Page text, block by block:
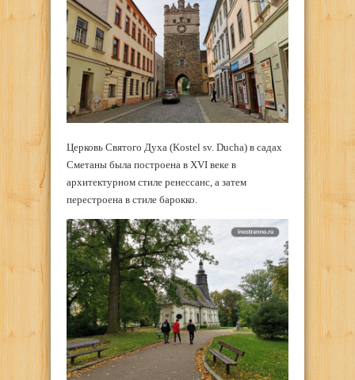
Церковь Святого Духа (Kostel sv. Ducha) в садах
Сметаны была построена в XVI веке в
архитектурном стиле ренессанс, а затем
перестроена в стиле барокко.